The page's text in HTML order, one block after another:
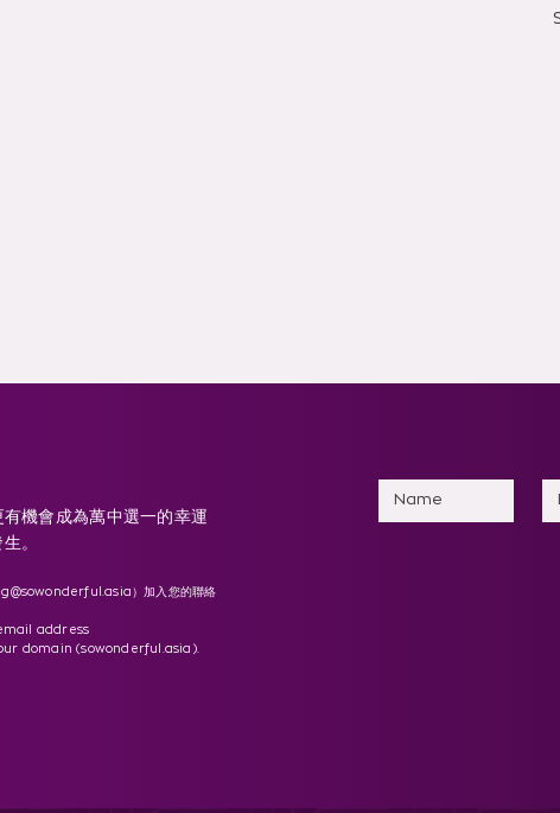
New】JON
LIVE: A
MUSICAL
機會成為萬中選一的幸運
。
）加入您的聯絡
address
domain (sowonderful.asia).